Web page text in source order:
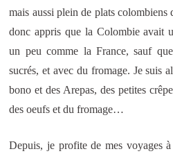
mais aussi plein de plats colombiens
donc appris que la Colombie avait
un peu comme la France, sauf
sucrés, et avec du fromage. Je suis
bono et des Arepas, des petites
des oeufs et du fromage…
Depuis, je profite de mes voyages